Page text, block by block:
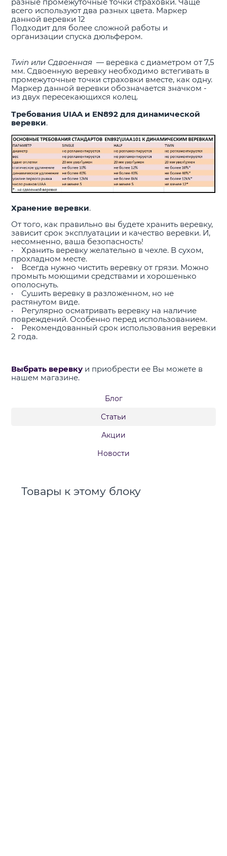
всего используют два разных цвета. Маркер
данной веревки 12
Подходит для более сложной работы и
организации спуска дюльфером.
Twin или Сдвоенная — веревка с диаметром от 7,5
мм. Сдвоенную веревку необходимо встегивать в
промежуточные точки страховки вместе, как одну.
Маркер данной веревки обозначается значком -
из двух пересекающихся колец.
Требования UIAA и EN892 для динамической
веревки.
Хранение веревки.
От того, как правильно вы будете хранить веревку,
зависит срок эксплуатации и качество веревки. И,
несомненно, ваша безопасность!
• Хранить веревку желательно в чехле. В сухом,
прохладном месте.
• Всегда нужно чистить веревку от грязи. Можно
промыть моющими средствами и хорошенько
ополоснуть.
• Сушить веревку в разложенном, но не
растянутом виде.
• Регулярно осматривать веревку на наличие
повреждений. Особенно перед использованием.
• Рекомендованный срок использования веревки
2 года.
Выбрать веревку и приобрести ее Вы можете в
нашем магазине.
Блог
Статьи
Акции
Новости
Товары к этому блоку